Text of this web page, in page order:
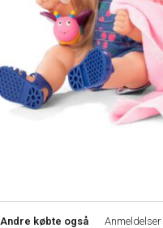
Andre købte også Anmeldelser